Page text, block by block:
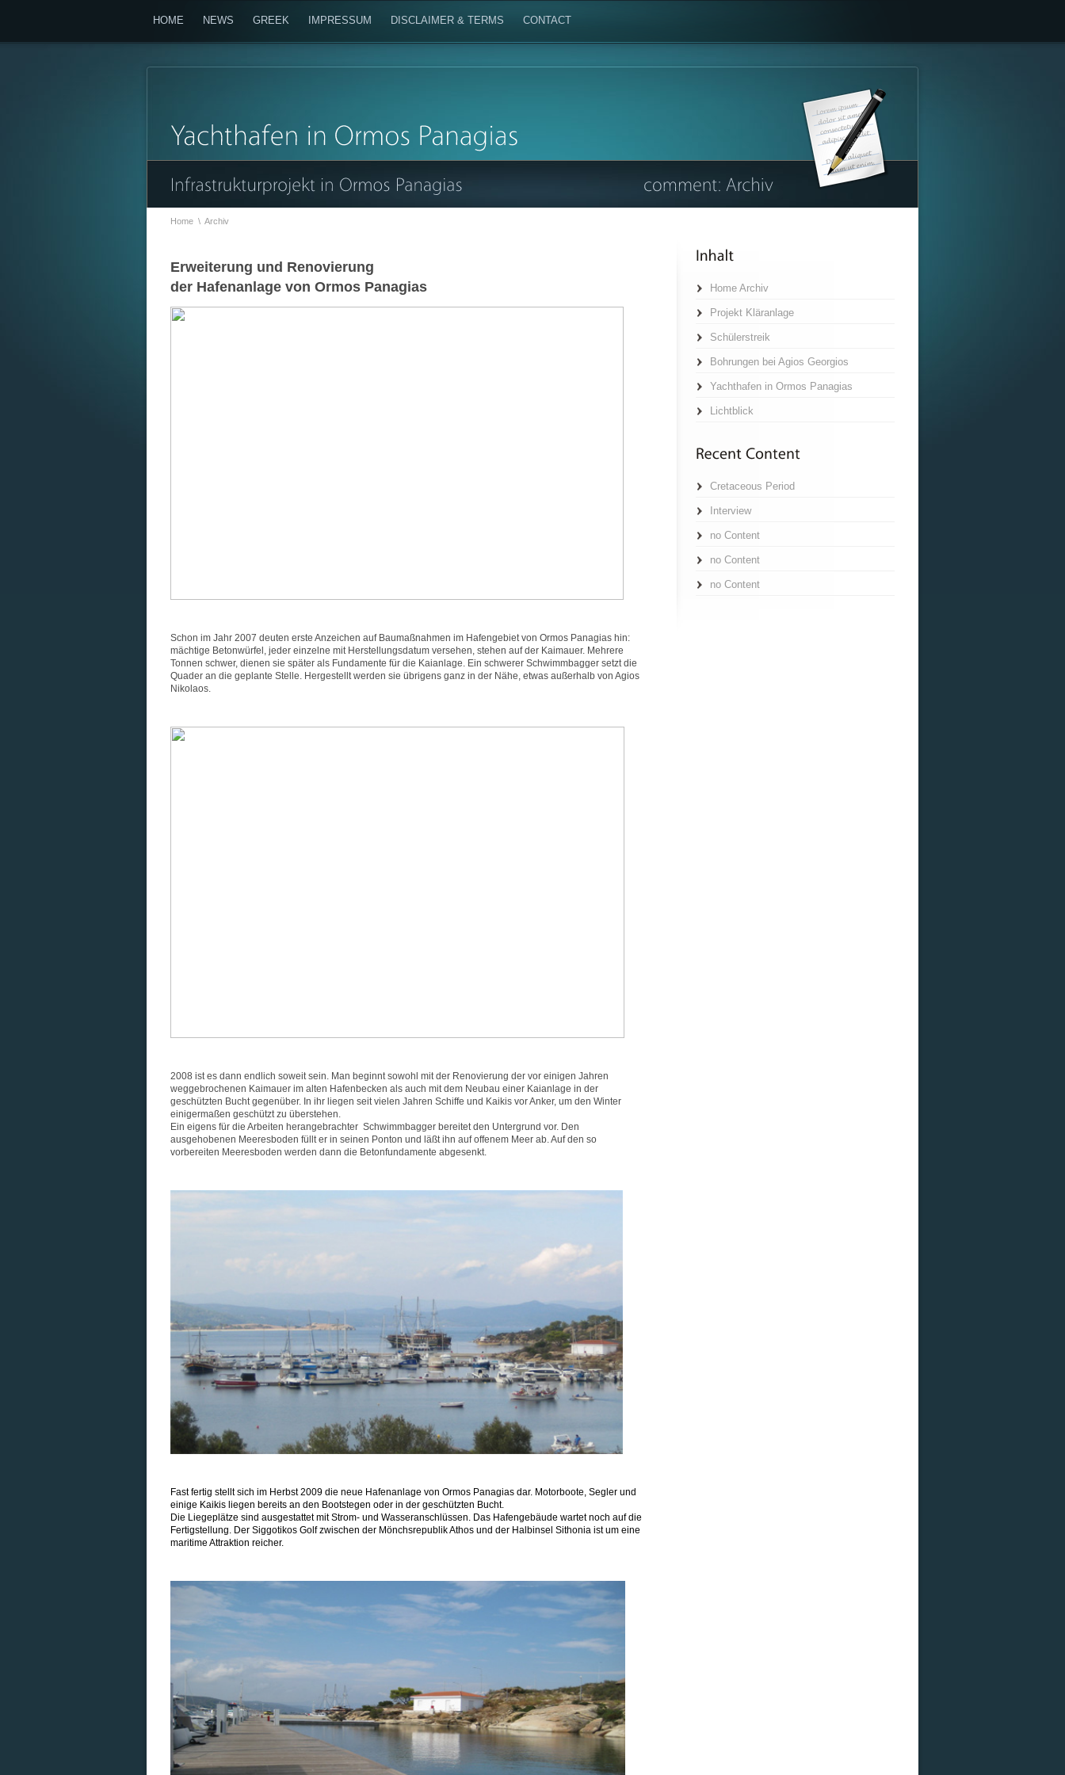
HOME NEWS GREEK IMPRESSUM DISCLAIMER & TERMS CONTACT
Home \ Archiv
Erweiterung und Renovierung
der Hafenanlage von Ormos Panagias
Schon im Jahr 2007 deuten erste Anzeichen auf Baumaßnahmen im Hafengebiet von Ormos Panagias hin:
mächtige Betonwürfel, jeder einzelne mit Herstellungsdatum versehen, stehen auf der Kaimauer. Mehrere
Tonnen schwer, dienen sie später als Fundamente für die Kaianlage. Ein schwerer Schwimmbagger setzt die
Quader an die geplante Stelle. Hergestellt werden sie übrigens ganz in der Nähe, etwas außerhalb von Agios
Nikolaos.
2008 ist es dann endlich soweit sein. Man beginnt sowohl mit der Renovierung der vor einigen Jahren
weggebrochenen Kaimauer im alten Hafenbecken als auch mit dem Neubau einer Kaianlage in der
geschützten Bucht gegenüber. In ihr liegen seit vielen Jahren Schiffe und Kaikis vor Anker, um den Winter
einigermaßen geschützt zu überstehen.
Ein eigens für die Arbeiten herangebrachter Schwimmbagger bereitet den Untergrund vor. Den
ausgehobenen Meeresboden füllt er in seinen Ponton und läßt ihn auf offenem Meer ab. Auf den so
vorbereiten Meeresboden werden dann die Betonfundamente abgesenkt.
Fast fertig stellt sich im Herbst 2009 die neue Hafenanlage von Ormos Panagias dar. Motorboote, Segler und
einige Kaikis liegen bereits an den Bootstegen oder in der geschützten Bucht.
Die Liegeplätze sind ausgestattet mit Strom- und Wasseranschlüssen. Das Hafengebäude wartet noch auf die
Fertigstellung. Der Siggotikos Golf zwischen der Mönchsrepublik Athos und der Halbinsel Sithonia ist um eine
maritime Attraktion reicher.
Home Archiv
Projekt Kläranlage
Schülerstreik
Bohrungen bei Agios Georgios
Yachthafen in Ormos Panagias
Lichtblick
Cretaceous Period
Interview
no Content
no Content
no Content